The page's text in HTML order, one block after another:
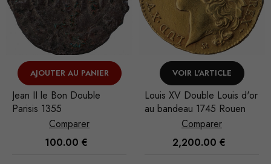
VOIR L'ARTICLE
Louis XV Double Louis d'or
au bandeau 1745 Rouen
Comparer
2,200.00
VOIR L'ARTICLE
Louis XVI Sol à l'écu 1791
Paris
Comparer
250.00€